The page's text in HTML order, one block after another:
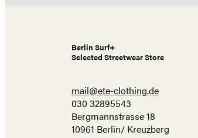
Berlin Surf+
Selected Streetwear Store
mail@ete-clothing.de
030 32895543
Bergmannstrasse 18
10961 Berlin/ Kreuzberg